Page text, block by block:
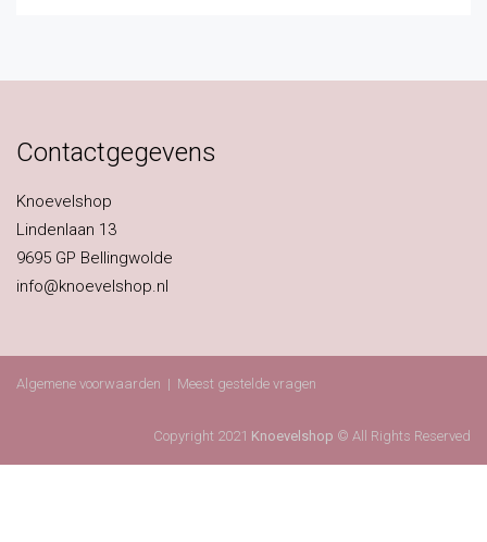
Contactgegevens
Knoevelshop
Lindenlaan 13
9695 GP Bellingwolde
info@knoevelshop.nl
Algemene voorwaarden | Meest gestelde vragen
Copyright 2021 Knoevelshop © All Rights Reserved